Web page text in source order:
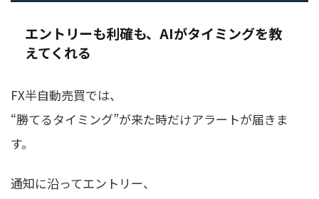
エントリーも利確も、AIがタイミングを教
えてくれる
FX半自動売買では、
“勝てるタイミング”が来た時だけアラートが届きま
す。
通知に沿ってエントリー、